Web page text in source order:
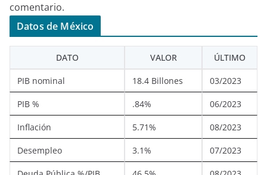
comentario.
Datos de México
DATO VALOR ÚLTIMO
PIB nominal 18.4 Billones 03/2023
PIB % .84% 06/2023
Inflación 5.71% 08/2023
Desempleo 3.1% 07/2023